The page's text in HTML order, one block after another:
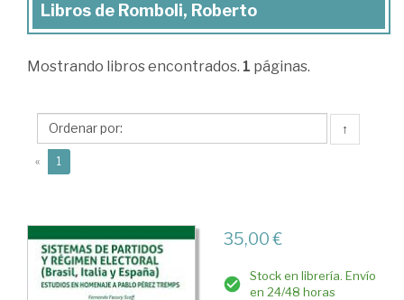
Libros
Romboli,
Libros de Romboli, Roberto
Mostrando libros encontrados. 1 páginas.
↑
« 1
35,00 €
Stock en librería. Envío
en 24/48 horas